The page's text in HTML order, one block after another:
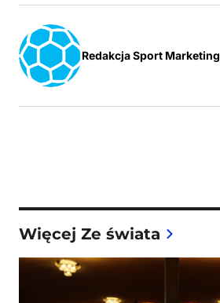
Redakcja Sport Marketing
Więcej Ze świata